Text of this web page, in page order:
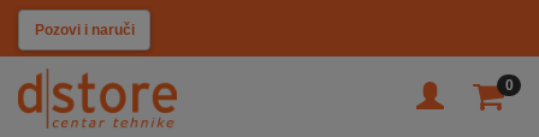
Pozovi i naruči
0
KATEGORIJE
TV